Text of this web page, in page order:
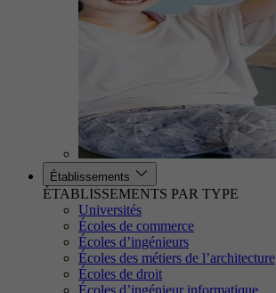
Établissements
ÉTABLISSEMENTS PAR TYPE
Universités
Écoles de commerce
Écoles d’ingénieurs
Écoles des métiers de l’architecture
Écoles de droit
Écoles d’ingénieur informatique